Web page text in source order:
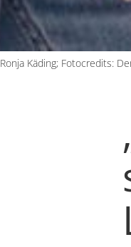
Ronja Käding; Fotocredits: